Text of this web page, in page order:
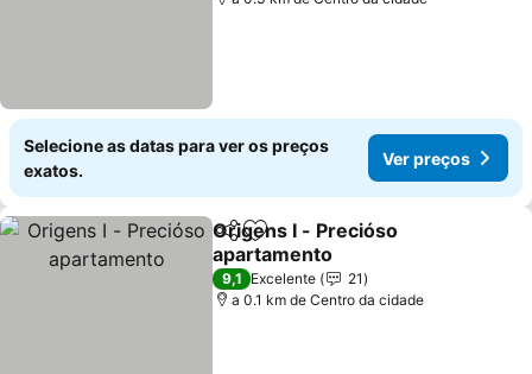
Selecione as datas para ver os preços
exatos.
Ver preços
PartilharAdicionar aos favoritos
Origens I - Precióso
apartamento
Ver preços
9,1 Excelente
21
a 0.1 km de Centro da cidade